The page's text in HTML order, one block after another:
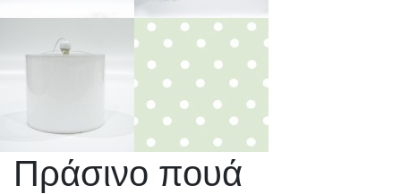
Πράσινο πουά